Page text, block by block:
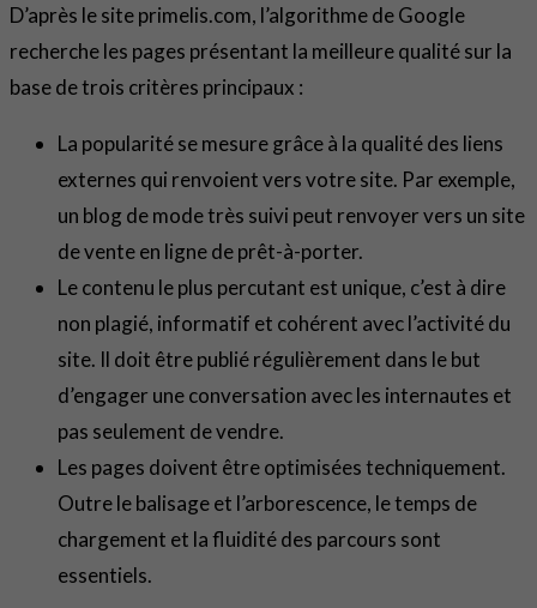
D’après le site primelis.com, l’algorithme de Google
recherche les pages présentant la meilleure qualité sur la
base de trois critères principaux :
La popularité se mesure grâce à la qualité des liens
externes qui renvoient vers votre site. Par exemple,
un blog de mode très suivi peut renvoyer vers un site
de vente en ligne de prêt-à-porter.
Le contenu le plus percutant est unique, c’est à dire
non plagié, informatif et cohérent avec l’activité du
site. Il doit être publié régulièrement dans le but
d’engager une conversation avec les internautes et
pas seulement de vendre.
Les pages doivent être optimisées techniquement.
Outre le balisage et l’arborescence, le temps de
chargement et la fluidité des parcours sont
essentiels.